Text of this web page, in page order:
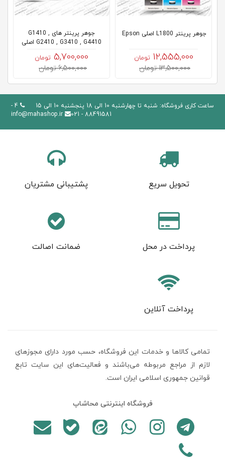
جوهر پرینتر L1800 اصلی Epson
12,555,000 تومان
13,500,000 تومان
جوهر پرینتر های G1410 ,
G2410 , G3410 , G4410 اصلی
Canon
5,700,000 تومان
6,500,000 تومان
ساعت کاری فروشگاه: شنبه تا چهارشنبه 10 الی 18 پنجشنبه 10 الی 15
4 -
88491581 - 021
info@mahashop.ir
تحویل سریع پشتیبانی مشتریان
پرداخت در محل ضمانت اصالت
پرداخت آنلاین
تمامی كالاها و خدمات اين فروشگاه، حسب مورد دارای مجوزهای
لازم از مراجع مربوطه می‌باشند و فعاليت‌های اين سايت تابع
قوانين جمهوری اسلامی ایران است.
فروشگاه اینترنتی محاشاپ